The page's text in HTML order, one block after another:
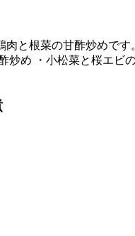
と根菜の甘酢炒めで
め ・小松菜と桜エビ